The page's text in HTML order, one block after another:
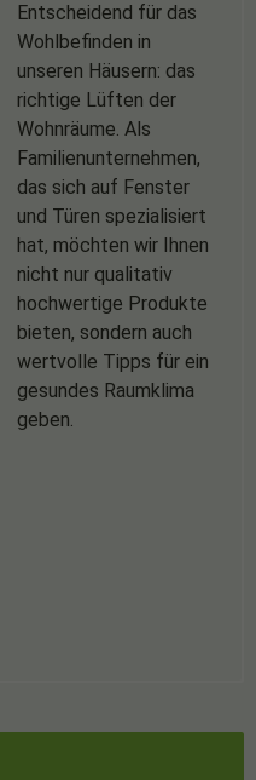
Entscheidend für das
Wohlbefinden in
unseren Häusern: das
richtige Lüften der
Wohnräume. Als
Familienunternehmen,
das sich auf Fenster
und Türen spezialisiert
hat, möchten wir Ihnen
nicht nur qualitativ
hochwertige Produkte
bieten, sondern auch
wertvolle Tipps für ein
gesundes Raumklima
geben.